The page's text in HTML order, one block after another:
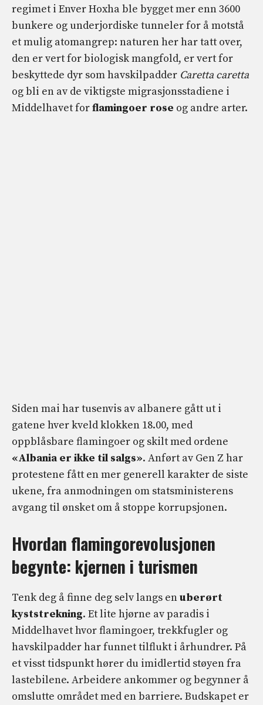
regimet i Enver Hoxha ble bygget mer enn 3600
bunkere og underjordiske tunneler for å motstå
et mulig atomangrep: naturen her har tatt over,
den er vert for biologisk mangfold, er vert for
beskyttede dyr som havskilpadder Caretta caretta
og bli en av de viktigste migrasjonsstadiene i
Middelhavet forflamingoer rose og andre arter.
Siden mai har tusenvis av albanere gått ut i
gatene hver kveld klokken 18.00, med
oppblåsbare flamingoer og skilt med ordene
«Albania er ikke til salgs». Anført av Gen Z har
protestene fått en mer generell karakter de siste
ukene, fra anmodningen om statsministerens
avgang til ønsket om å stoppe korrupsjonen.
Hvordan flamingorevolusjonen
begynte: kjernen i turismen
Tenk deg å finne deg selv langs enuberørt
kyststrekning. Et lite hjørne av paradis i
Middelhavet hvor flamingoer, trekkfugler og
havskilpadder har funnet tilflukt i århundrer. På
et visst tidspunkt hører du imidlertid støyen fra
lastebilene. Arbeidere ankommer og begynner å
omslutte området med en barriere. Budskapet er